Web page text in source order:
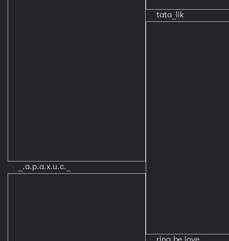
_.a.p.a.x.u.c._
tata_lik